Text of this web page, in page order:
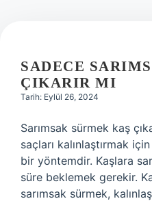
SADECE
ÇIKARIR MI
Tarih: Eylül 26, 2024
Sarımsak sürmek kaş
saçları kalınlaştırmak
bir yöntemdir. Kaşlara
süre beklemek gerekir.
sarımsak sürmek,